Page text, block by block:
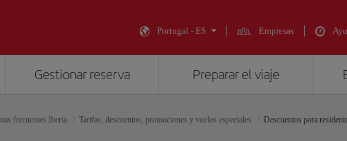
Portugal - ES Empresas
Gestionar reserva Preparar el viaje
frecuentes Iberia Tarifas, descuentos, promociones y vuelos especiales Descuentos para